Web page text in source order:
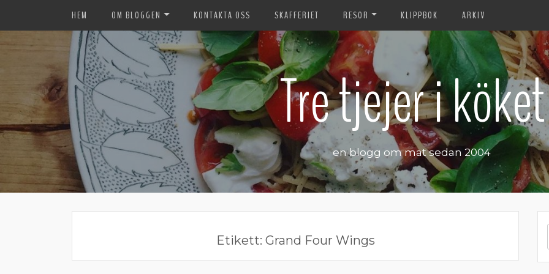
HEM OM BLOGGEN KONTAKTA OSS SKAFFERIET RESOR KLIPPBOK ARKIV
Tre tjejer i köket
en blogg om mat sedan 2004
Etikett: Grand Four Wings